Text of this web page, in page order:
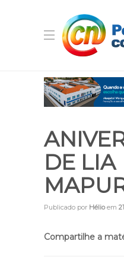
DE LIA
Publicado por Hélioem
Compartilhe a